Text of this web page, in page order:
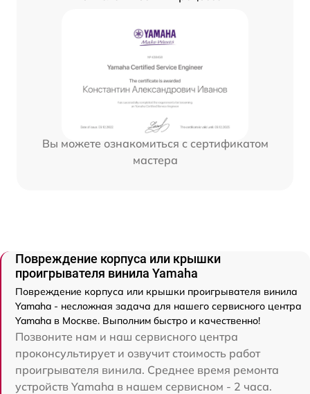
Вы можете ознакомиться с сертификатом
мастера
Повреждение корпуса или крышки
проигрывателя винила Yamaha
Повреждение корпуса или крышки проигрывателя винила
Yamaha - несложная задача для нашего сервисного центра
Yamaha в Москве. Выполним быстро и качественно!
Позвоните нам и наш сервисного центра
проконсультирует и озвучит стоимость работ
проигрывателя винила. Среднее время ремонта
устройств Yamaha в нашем сервисном - 2 часа.